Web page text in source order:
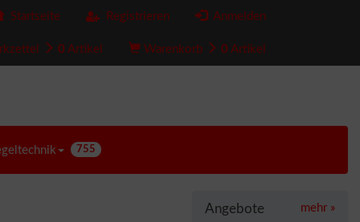
Startseite Registrieren Anmelden
0 Artikel Warenkorb 0 Artikel
755
Angebote mehr »